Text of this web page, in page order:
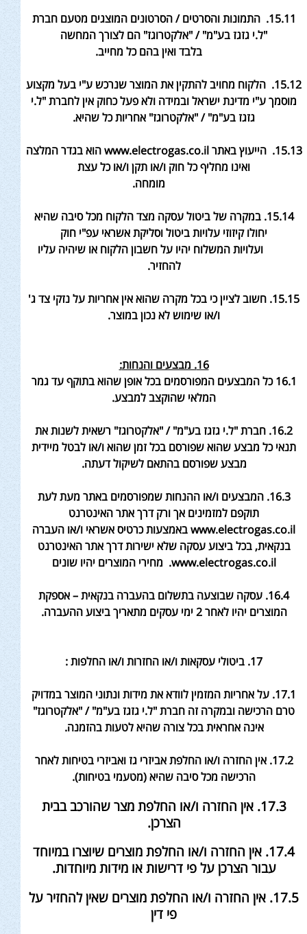
15.11. התמונות והסרטים / הסרטונים המוצגים מטעם חברת
"ל.י גזגז בע"מ" / "אלקטרוגז" הם לצורך המחשה
בלבד ואין בהם כל מחייב.
15.12. הלקוח מחויב להתקין את המוצר שנרכש ע"י בעל מקצוע
מוסמך ע"י מדינת ישראל ובמידה ולא פעל כחוק אין לחברת "ל.י
גזגז בע"מ" / "אלקטרוגז" אחריותכל שהיא.
15.13. הייעוץ באתר
www.electrogas.co.il הוא בגדר המלצה
ואינו מחליף כל חוק ו/או תקן ו/או כל עצת
מומחה.
15.14. במקרה של ביטול עסקה מצד הלקוח מכל סיבה שהיא
יחולו קיזוזי עלויות ביטול וסליקת אשראי עפ"י חוק
ועלויות המשלוח יהיו על חשבון הלקוח או שיהיה עליו
להחזיר.
15.15. חשוב לציין כי בכל מקרה שהוא אין אחריות על נזקי צד ג'
ו/או שימוש לא נכון במוצר.
16. מבצעים והנחות
:
16.1 כל המבצעים המפורסמים בכל אופן שהוא בתוקף
עד גמר
המלאי שהוקצב למבצע.
16.2. חברת "ל.י גזגז בע"מ" / "אלקטרוגז" רשאית לשנות את
תנאי כל מבצע שהוא שפורסם בכל זמן שהוא ו/או לבטל מיידית
מבצע שפורסם בהתאם לשיקול דעתה.
16.3. המבצעים ו/או ההנחות שמפורסמים באתר מעת לעת
תוקפם למזמינים אך ורק דרך אתר האינטרנט
www.electrogas.co.il באמצעות כרטיס אשראי ו/או העברה
בנקאית, בכל ביצוע עסקה שלא ישירות דרך אתר האינטרנט
www.electrogas.co.il. מחירי המוצרים יהיו שונים
16.4. עסקה שבוצעה בתשלום בהעברה בנקאית – אספקת
המוצרים יהיו לאחר 2 ימי עסקים מתאריך ביצוע ההעברה
.
17. ביטולי עסקאות ו/או החזרות ו/או החלפות :
17.1. על אחריות המזמין לוודא את מידות ונתוני המוצר במדויק
טרם הרכישה ובמקרה זה חברת "ל.י גזגז בע"מ" / "אלקטרוגז"
אינה אחראית בכל צורה שהיא לטעות בהזמנה.
17.2. אין החזרה ו/או החלפת אביזרי גז ואביזרי בטיחות לאחר
הרכישה מכל סיבה שהיא (מטעמי בטיחות).
17.3. אין החזרה ו/או החלפת מצר שהורכב בבית
הצרכן.
17.4. אין החזרה ו/או החלפת מוצרים שיוצרו במיוחד
עבור הצרכן על פי דרישות או מידות מיוחדות.
17.5. אין החזרה ו/או החלפת מוצרים שאין להחזיר על
פי דין